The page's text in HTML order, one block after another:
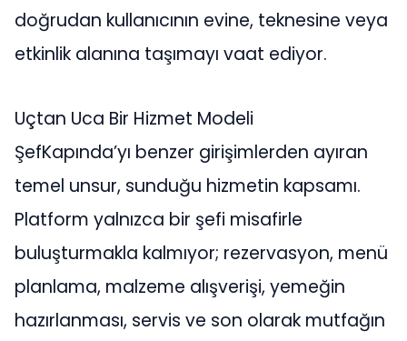
doğrudan kullanıcının evine, teknesine veya
etkinlik alanına taşımayı vaat ediyor.
Uçtan Uca Bir Hizmet Modeli
ŞefKapında’yı benzer girişimlerden ayıran
temel unsur, sunduğu hizmetin kapsamı.
Platform yalnızca bir şefi misafirle
buluşturmakla kalmıyor; rezervasyon, menü
planlama, malzeme alışverişi, yemeğin
hazırlanması, servis ve son olarak mutfağın